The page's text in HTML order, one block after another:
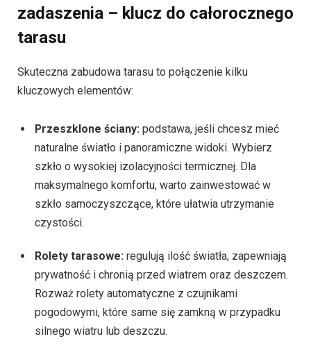
zadaszenia – klucz do całorocznego
tarasu
Skuteczna zabudowa tarasu to połączenie kilku
kluczowych elementów:
Przeszklone ściany: podstawa, jeśli chcesz mieć
naturalne światło i panoramiczne widoki. Wybierz
szkło o wysokiej izolacyjności termicznej. Dla
maksymalnego komfortu, warto zainwestować w
szkło samoczyszczące, które ułatwia utrzymanie
czystości.
Rolety tarasowe: regulują ilość światła, zapewniają
prywatność i chronią przed wiatrem oraz deszczem.
Rozważ rolety automatyczne z czujnikami
pogodowymi, które same się zamkną w przypadku
silnego wiatru lub deszczu.